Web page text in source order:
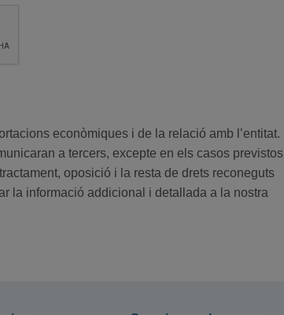
econòmiques i de la relació amb l’entitat.
a tercers, excepte en els casos previstos
oposició i la resta de drets reconeguts
la informació addicional i detallada a la nostra